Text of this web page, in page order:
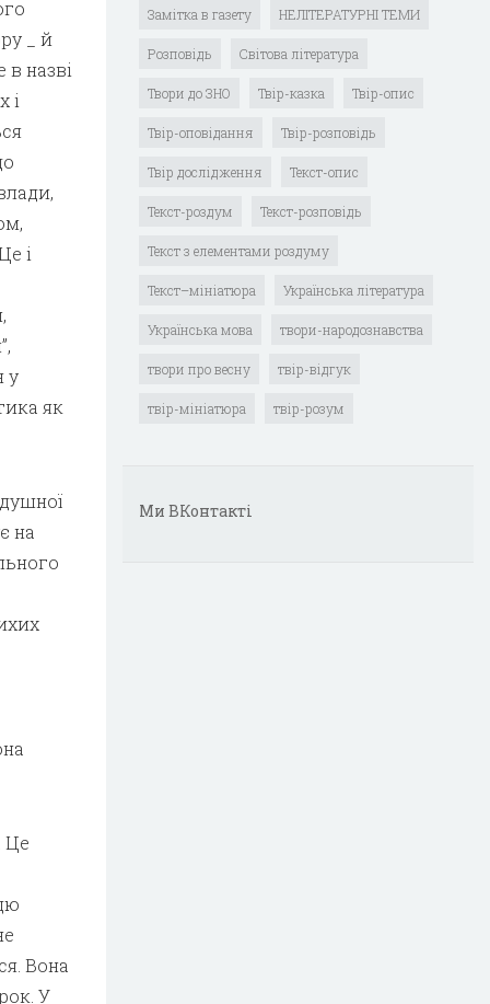
_ й
назві
і
і
у
як
на
Це
Вона
У
Замітка в газету НЕЛІТЕРАТУРНІ ТЕМИ
Розповідь Світова література
Твори до ЗНО Твір-казка Твір-опис
Твір-оповідання Твір-розповідь
Твір дослідження Текст-опис
Текст-роздум Текст-розповідь
Текст з елементами роздуму
Текст–мініатюра Українська література
Українська мова твори-народознавства
твори про весну твір-відгук
твір-мініатюра твір-розум
Ми ВКонтакті